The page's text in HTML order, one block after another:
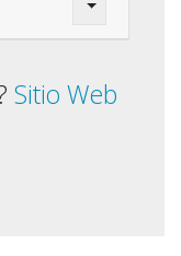
Sitio Web